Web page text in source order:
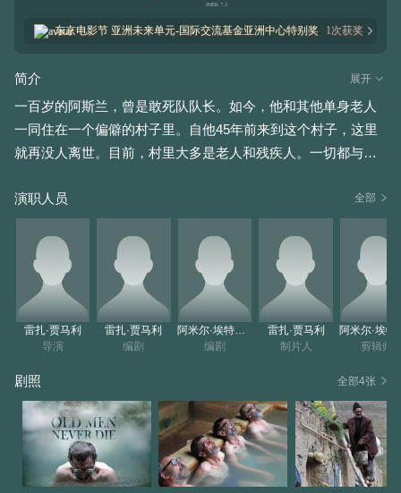
东京电影节 亚洲未来单元-国际交流基金亚洲中心特别奖 1次获奖
简介 展开
一百岁的阿斯兰，曾是敢死队队长。如今，他和其他单身老人
一同住在一个偏僻的村子里。自他45年前来到这个村子，这里
就再没人离世。目前，村里大多是老人和残疾人。一切都与生
自杀！
演职人员 全部
雷扎·贾马利
导演
雷扎·贾马利
编剧
阿米尔·埃特米南
编剧
雷扎·贾马利
制片人
剪辑师
剧照 全部4张